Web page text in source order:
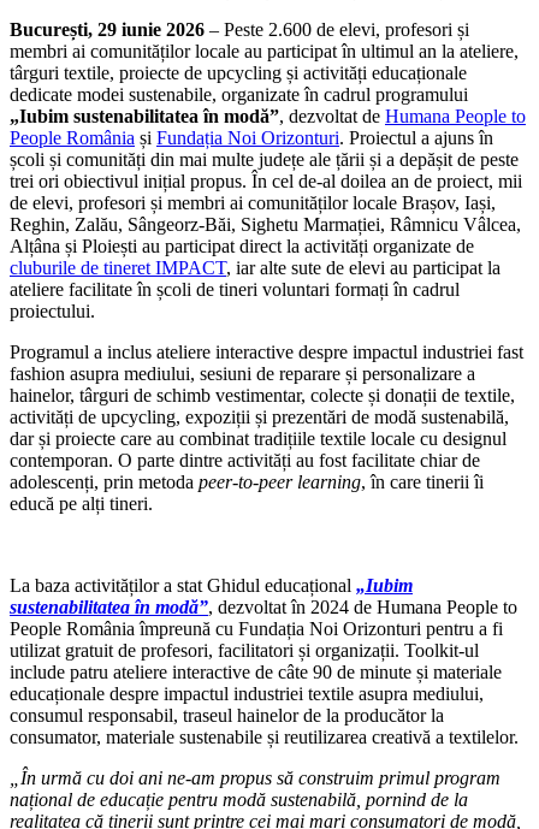
București, 29 iunie 2026 – Peste 2.600 de elevi, profesori și
membri ai comunităților locale au participat în ultimul an la ateliere,
târguri textile, proiecte de upcycling și activități educaționale
dedicate modei sustenabile, organizate în cadrul programului
„Iubim sustenabilitatea în modă”, dezvoltat de Humana People to
People România și Fundația Noi Orizonturi. Proiectul a ajuns în
școli și comunități din mai multe județe ale țării și a depășit de peste
trei ori obiectivul inițial propus. În cel de-al doilea an de proiect, mii
de elevi, profesori și membri ai comunităților locale Brașov, Iași,
Reghin, Zalău, Sângeorz-Băi, Sighetu Marmației, Râmnicu Vâlcea,
Alțâna și Ploiești au participat direct la activități organizate de
cluburile de tineret IMPACT, iar alte sute de elevi au participat la
ateliere facilitate în școli de tineri voluntari formați în cadrul
proiectului.
Programul a inclus ateliere interactive despre impactul industriei fast
fashion asupra mediului, sesiuni de reparare și personalizare a
hainelor, târguri de schimb vestimentar, colecte și donații de textile,
activități de upcycling, expoziții și prezentări de modă sustenabilă,
dar și proiecte care au combinat tradițiile textile locale cu designul
contemporan. O parte dintre activități au fost facilitate chiar de
adolescenți, prin metoda peer-to-peer learning, în care tinerii îi
educă pe alți tineri.
La baza activităților a stat Ghidul educațional „Iubim
sustenabilitatea în modă”, dezvoltat în 2024 de Humana People to
People România împreună cu Fundația Noi Orizonturi pentru a fi
utilizat gratuit de profesori, facilitatori și organizații. Toolkit-ul
include patru ateliere interactive de câte 90 de minute și materiale
educaționale despre impactul industriei textile asupra mediului,
consumul responsabil, traseul hainelor de la producător la
consumator, materiale sustenabile și reutilizarea creativă a textilelor.
„În urmă cu doi ani ne-am propus să construim primul program
național de educație pentru modă sustenabilă, pornind de la
realitatea că tinerii sunt printre cei mai mari consumatori de modă,